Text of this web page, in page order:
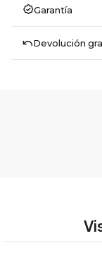
Garantía
Devolución